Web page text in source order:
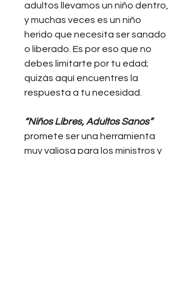
adultos llevamos un niño dentro,
y muchas veces es un niño
herido que necesita ser sanado
o liberado. Es por eso que no
debes limitarte por tu edad;
quizás aquí encuentres la
respuesta a tu necesidad.
“Niños Libres, Adultos Sanos”
promete ser una herramienta
muy valiosa para los ministros y